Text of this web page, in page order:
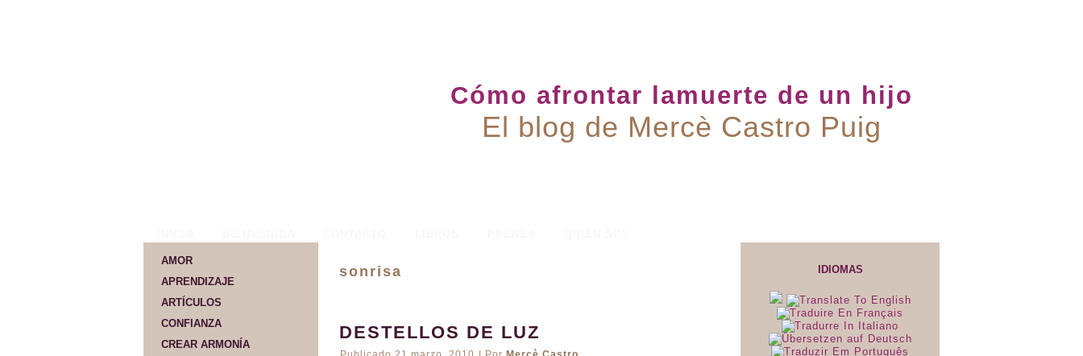
Cómo afrontar lamuerte de un hijo
El blog de Mercè Castro Puig
AMOR
APRENDIZAJE
ARTÍCULOS
CONFIANZA
CREAR ARMONÍA
sonrisa
DESTELLOS DE LUZ
IDIOMAS